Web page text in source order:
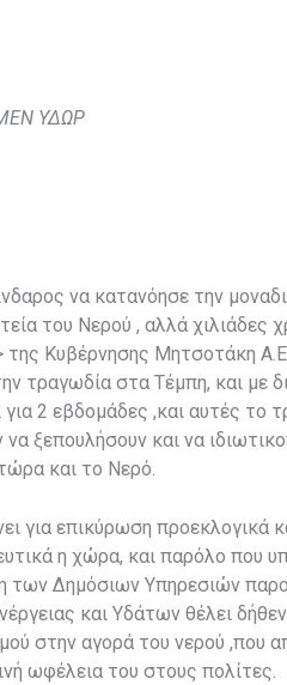
ΥΔΩΡ
να κατανόησε την
του Νερού , αλλά χιλιάδες
της Κυβέρνησης Μητσοτάκη
τραγωδία στα Τέμπη, και με
για 2 εβδομάδες ,και αυτές το
ξεπουλήσουν και να
και το Νερό.
επικύρωση προεκλογικά
η χώρα, και παρόλο που
των Δημόσιων Υπηρεσιών
και Υδάτων θέλει
στην αγορά του νερού ,που
ωφέλεια του στους πολίτες.